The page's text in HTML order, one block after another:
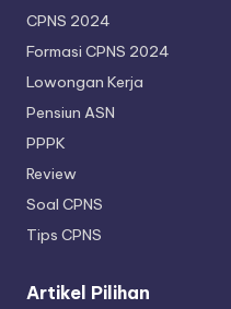
CPNS 2024
Formasi CPNS 2024
Lowongan Kerja
Pensiun ASN
PPPK
Review
Soal CPNS
Tips CPNS
Artikel Pilihan